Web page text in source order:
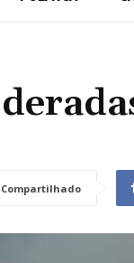
Compartilhado